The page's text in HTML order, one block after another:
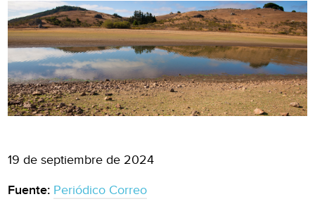
19 de septiembre de 2024
Fuente: Periódico Correo